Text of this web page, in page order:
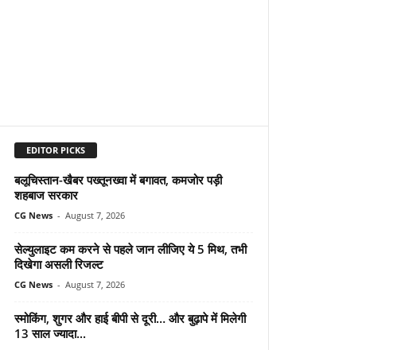
EDITOR PICKS
बलूचिस्तान-खैबर पख्तूनख्वा में बगावत, कमजोर पड़ी
शहबाज सरकार
CG News - August 7, 2026
सेल्युलाइट कम करने से पहले जान लीजिए ये 5 मिथ, तभी
दिखेगा असली रिजल्ट
CG News - August 7, 2026
स्मोकिंग, शुगर और हाई बीपी से दूरी… और बुढ़ापे में मिलेगी
13 साल ज्यादा...